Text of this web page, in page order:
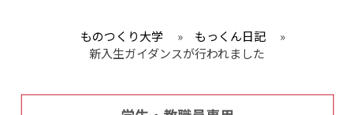
ものつくり大学 » もっくん日記
»
新入生ガイダンスが行われました